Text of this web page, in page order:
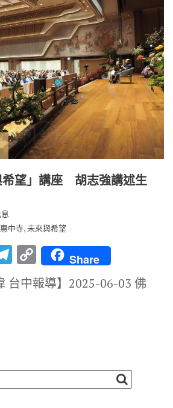
希望」講座 胡志強講述生
惠中寺,未來與希望
T
el
e
C
o
p
k
Share
台中報導】2025-06-03 佛